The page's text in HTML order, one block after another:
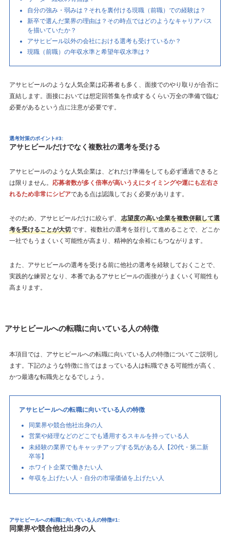
自分の強み・弱みは？それを裏付ける現職（前職）での経験は？
新卒で選んだ業界の理由は？その時点ではどのようなキャリアパス
を描いていたか？
アサヒビール以外の会社における選考も受けているか？
現職（前職）の年収水準と希望年収水準は？
アサヒビールのような人気企業は応募者も多く、面接でのやり取りが合否に
直結します。面接においては想定回答集を作成するくらい万全の準備で臨む
必要があるという点に注意が必要です。
選考対策のポイント#3:
アサヒビールだけでなく複数社の選考を受ける
アサヒビールのような人気企業は、どれだけ準備をしても必ず通過できると
は限りません。 応募者数が多く倍率が高いうえにタイミングや運にも左右さ
れるため非常にシビアである点は認識しておく必要があります。
そのため、アサヒビールだけに絞らず、
志望度の高い企業を複数併願して選
考を受けることが大切です。複数社の選考を並行して進めることで、どこか
一社でもうまくいく可能性が高まり、精神的な余裕にもつながります。
また、アサヒビールの選考を受ける前に他社の選考を経験しておくことで、
実践的な練習となり、本番であるアサヒビールの面接がうまくいく可能性も
高まります。
アサヒビールへの転職に向いている人の特徴
本項目では、アサヒビールへの転職に向いている人の特徴についてご説明し
ます。下記のような特徴に当てはまっている人は転職できる可能性が高く、
かつ最適な転職先となるでしょう。
アサヒビールへの転職に向いている人の特徴
同業界や競合他社出身の人
営業や経理などのどこでも通用するスキルを持っている人
未経験の業界でもキャッチアップする気がある人【20代・第二新
卒等】
ホワイト企業で働きたい人
年収を上げたい人・自分の市場価値を上げたい人
アサヒビールへの転職に向いている人の特徴#1:
同業界や競合他社出身の人